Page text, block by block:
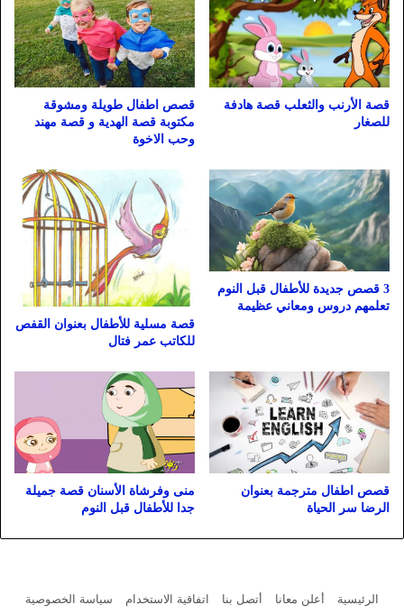
قصة الأرنب والثعلب قصة هادفة
للصغار
قصص اطفال طويلة ومشوقة
مكتوبة قصة الهدية و قصة مهند
وحب الاخوة
3 قصص جديدة للأطفال قبل النوم
تعلمهم دروس ومعاني عظيمة
قصة مسلية للأطفال بعنوان القفص
للكاتب عمر فتال
قصص اطفال مترجمة بعنوان
الرضا سر الحياة
منى وفرشاة الأسنان قصة جميلة
جدا للأطفال قبل النوم
الرئيسية أعلن معانا أتصل بنا اتفاقية الاستخدام سياسة الخصوصية